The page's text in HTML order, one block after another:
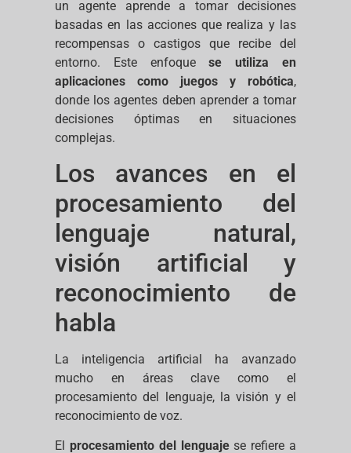
un agente aprende a tomar decisiones
basadas en las acciones que realiza y las
recompensas o castigos que recibe del
entorno. Este enfoquese utiliza en
aplicaciones como juegos y robótica,
donde los agentes deben aprender a tomar
decisiones óptimas en situaciones
complejas.
Los avances en el
procesamiento del
lenguaje natural,
visión artificial y
reconocimiento de
habla
La inteligencia artificial ha avanzado
mucho en áreas clave como el
procesamiento del lenguaje, la visión y el
reconocimiento de voz.
El procesamiento del lenguajese refiere a